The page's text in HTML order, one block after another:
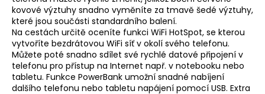
kovové výztuhy snadno vyměníte za tmavě šedé výztuhy,
které jsou součásti standardního balení.
Na cestách určitě oceníte funkci WiFi HotSpot, se kterou
vytvoříte bezdrátovou WiFi síť v okolí svého telefonu.
Můžete poté snadno sdílet své rychlé datové připojení v
telefonu pro přístup na Internet např. v notebooku nebo
tabletu. Funkce PowerBank umožní snadné nabíjení
dalšího telefonu nebo tabletu napájení pomocí USB. Extra
HLEDAT